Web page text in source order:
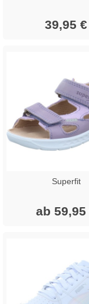
39,95 €
Superfit
ab 59,95